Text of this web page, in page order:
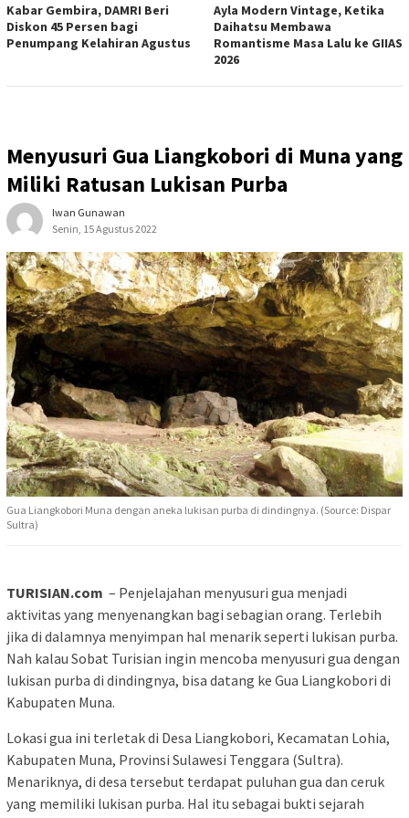
Kabar Gembira, DAMRI Beri
Diskon 45 Persen bagi
Penumpang Kelahiran Agustus
Ayla Modern Vintage, Ketika
Daihatsu Membawa
Romantisme Masa Lalu ke GIIAS
2026
Menyusuri Gua Liangkobori di Muna yang
Miliki Ratusan Lukisan Purba
Iwan Gunawan
Senin, 15 Agustus 2022
Gua Liangkobori Muna dengan aneka lukisan purba di dindingnya. (Source: Dispar
Sultra)
TURISIAN.com – Penjelajahan menyusuri gua menjadi
aktivitas yang menyenangkan bagi sebagian orang. Terlebih
jika di dalamnya menyimpan hal menarik seperti lukisan purba.
Nah kalau Sobat Turisian ingin mencoba menyusuri gua dengan
lukisan purba di dindingnya, bisa datang ke Gua Liangkobori di
Kabupaten Muna.
Lokasi gua ini terletak di Desa Liangkobori, Kecamatan Lohia,
Kabupaten Muna, Provinsi Sulawesi Tenggara (Sultra).
Menariknya, di desa tersebut terdapat puluhan gua dan ceruk
yang memiliki lukisan purba. Hal itu sebagai bukti sejarah